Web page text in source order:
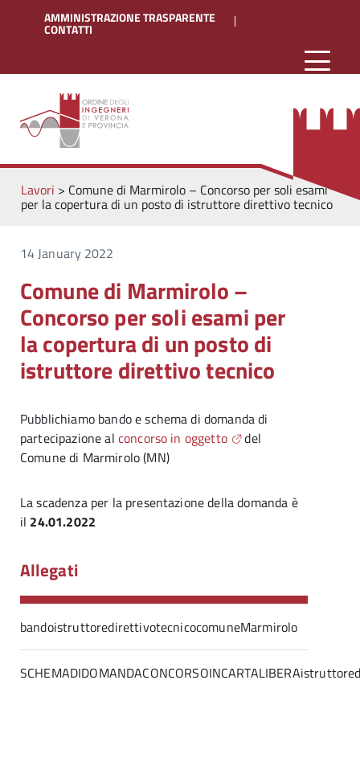
AMMINISTRAZIONE TRASPARENTE
CONTATTI
Lavori > Comune di Marmirolo – Concorso per soli esami
per la copertura di un posto di istruttore direttivo tecnico
14 January 2022
Comune di Marmirolo –
Concorso per soli esami per
la copertura di un posto di
istruttore direttivo tecnico
Pubblichiamo bando e schema di domanda di
partecipazione al concorso in oggetto
del
Comune di Marmirolo (MN)
La scadenza per la presentazione della domanda è
il 24.01.2022
Allegati
bandoistruttoredirettivotecnicocomuneMarmirolo